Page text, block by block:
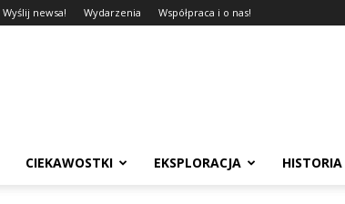
Wyślij newsa! Wydarzenia Współpraca i o nas!
CIEKAWOSTKI EKSPLORACJA HISTORIA